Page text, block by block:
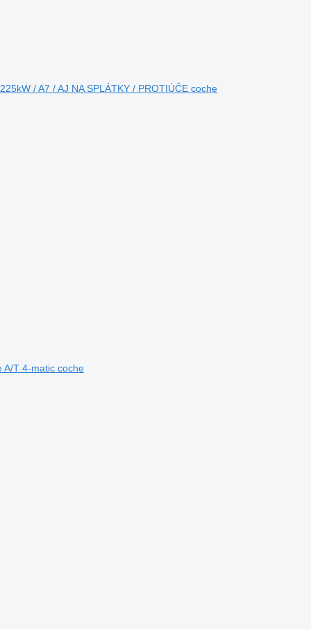
/ A7 / AJ NA SPLÁTKY / PROTIÚČE coche
A/T 4-matic coche